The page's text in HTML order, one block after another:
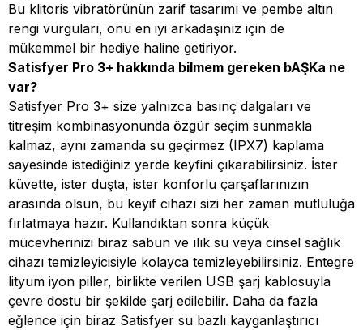
Bu klitoris vibratörünün zarif tasarımı ve pembe altın
rengi vurguları, onu en iyi arkadaşınız için de
mükemmel bir hediye haline getiriyor.
Satisfyer Pro 3+ hakkında bilmem gereken bAŞKa ne
var?
Satisfyer Pro 3+ size yalnızca basınç dalgaları ve
titreşim kombinasyonunda özgür seçim sunmakla
kalmaz, aynı zamanda su geçirmez (IPX7) kaplama
sayesinde istediğiniz yerde keyfini çıkarabilirsiniz. İster
küvette, ister duşta, ister konforlu çarşaflarınızın
arasında olsun, bu keyif cihazı sizi her zaman mutluluğa
fırlatmaya hazır. Kullandıktan sonra küçük
mücevherinizi biraz sabun ve ılık su veya cinsel sağlık
cihazı temizleyicisiyle kolayca temizleyebilirsiniz. Entegre
lityum iyon piller, birlikte verilen USB şarj kablosuyla
çevre dostu bir şekilde şarj edilebilir. Daha da fazla
eğlence için biraz Satisfyer su bazlı kayganlaştırıcı